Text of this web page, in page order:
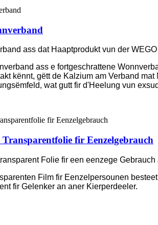
ass dat Haaptprodukt vun der
ass e fortgeschrattene
kënnt, gëtt de Kalzium am Verband
wat gutt fir d'Heelung vun
fir Eenzelgebrauch
Folie fir een eenzege
Film fir Eenzelpersounen
fir Gelenker an aner Kierperdeeler.